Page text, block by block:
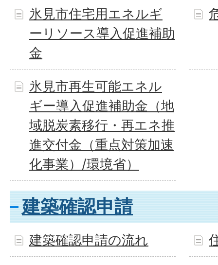
氷見市住宅用エネルギ
ーリソース導入促進補助
金
氷見市再生可能エネル
ギー導入促進補助金（地
域脱炭素移行・再エネ推
進交付金（重点対策加速
化事業）/環境省）
建築確認申請
建築確認申請の流れ